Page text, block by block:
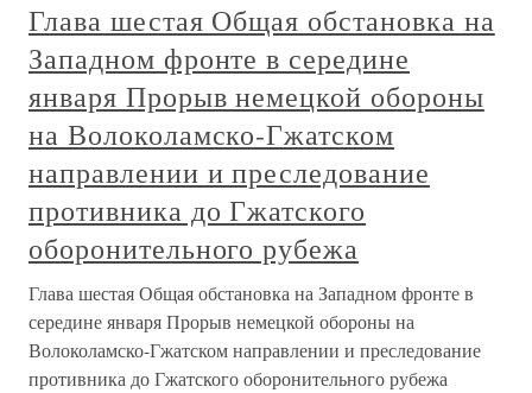
Глава шестая Общая обстановка на
Западном фронте в середине
января Прорыв немецкой обороны
на Волоколамско-Гжатском
направлении и преследование
противника до Гжатского
оборонительного рубежа
Глава шестая Общая обстановка на Западном фронте в
середине января Прорыв немецкой обороны на
Волоколамско-Гжатском направлении и преследование
противника до Гжатского оборонительного рубежа